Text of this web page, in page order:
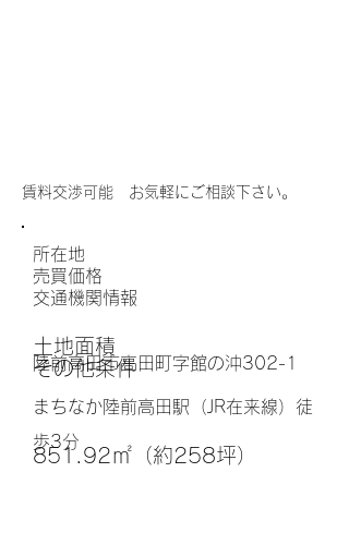
賃料交渉可能 お気軽にご相談下さい。
その他条件
土地面積
851.92㎡（約258坪）
交通機関情報
まちなか陸前高田駅（JR在来線）徒
歩3分
​売買価格
所在地
陸前高田市高田町字館の沖302-1